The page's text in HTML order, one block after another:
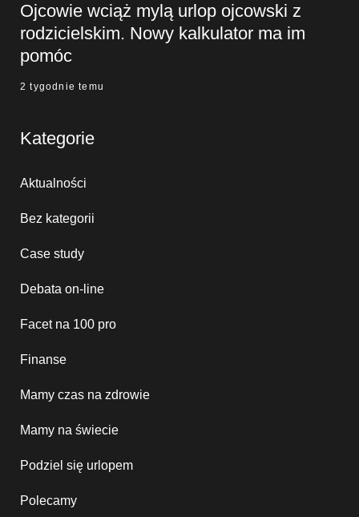
Ojcowie wciąż mylą urlop ojcowski z
rodzicielskim. Nowy kalkulator ma im
pomóc
2 tygodnie temu
Kategorie
Aktualności
Bez kategorii
Case study
Debata on-line
Facet na 100 pro
Finanse
Mamy czas na zdrowie
Mamy na świecie
Podziel się urlopem
Polecamy